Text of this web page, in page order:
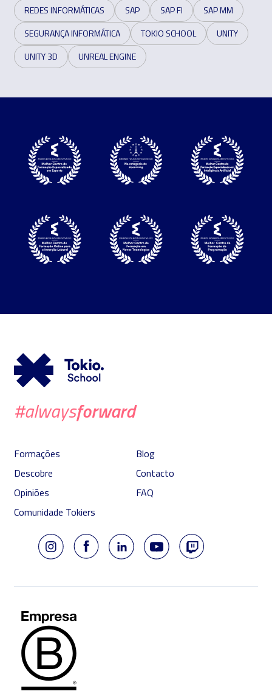
REDES INFORMÁTICAS
SAP SAP FI
SAP MM
SEGURANÇA INFORMÁTICA
TOKIO SCHOOL
UNITY
UNITY 3D
UNREAL ENGINE
#alwaysforward
Formações
Descobre
Opiniões
Comunidade Tokiers
Blog
Contacto
FAQ